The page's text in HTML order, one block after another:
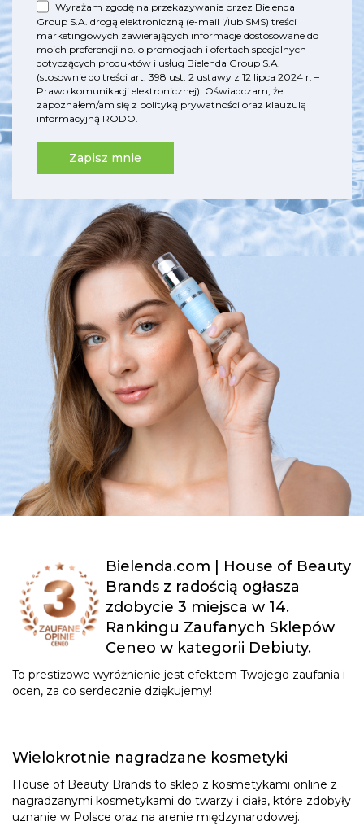
Wyrażam zgodę na przekazywanie przez Bielenda
Group S.A. drogą elektroniczną (e-mail i/lub SMS) treści
marketingowych zawierających informacje dostosowane do
moich preferencji np. o promocjach i ofertach specjalnych
dotyczących produktów i usług Bielenda Group S.A.
(stosownie do treści art. 398 ust. 2 ustawy z 12 lipca 2024 r. –
Prawo komunikacji elektronicznej). Oświadczam, że
zapoznałem/am się z polityką prywatności oraz klauzulą
informacyjną RODO
Zapisz mnie
Bielenda.com | House of Beauty
Brands z radością ogłasza
zdobycie 3 miejsca w 14.
Rankingu Zaufanych Sklepów
Ceneo w kategorii Debiuty.
To prestiżowe wyróżnienie jest efektem Twojego zaufania i
ocen, za co serdecznie dziękujemy!
Wielokrotnie nagradzane kosmetyki
House of Beauty Brands to sklep z kosmetykami online z
nagradzanymi kosmetykami do twarzy i ciała, które zdobyły
uznanie w Polsce oraz na arenie międzynarodowej.